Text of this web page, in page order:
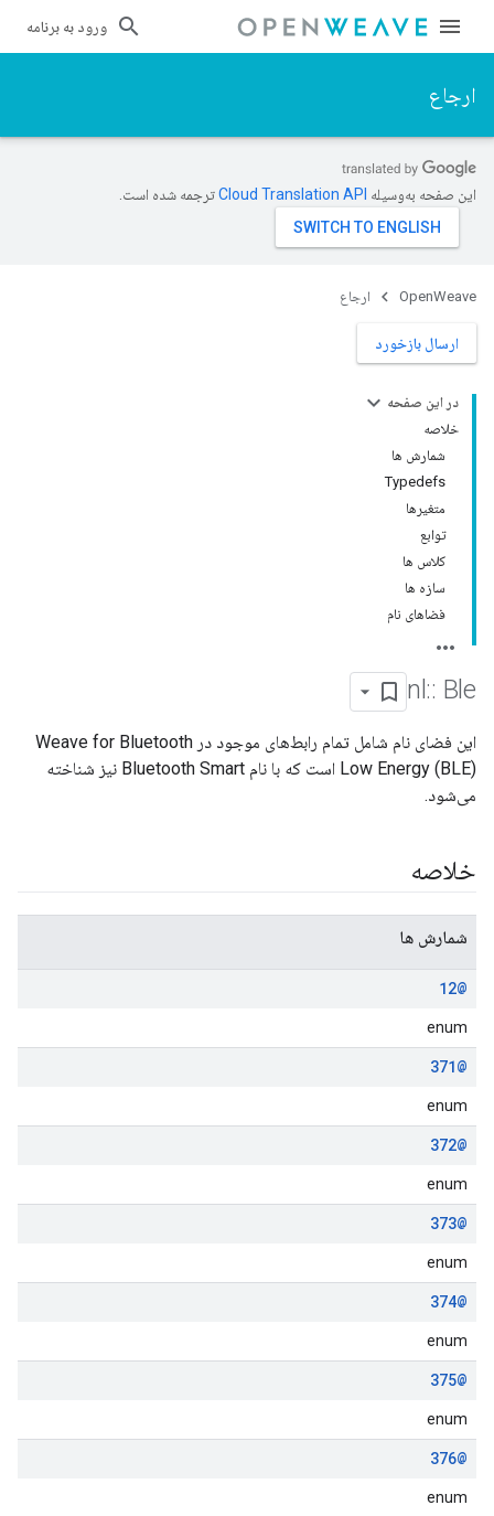
ورود به برنامه
ارجاع
این صفحه به‌وسیله ترجمه شده است.
OpenWeave ارجاع
ارسال بازخورد
در این صفحه
خلاصه
شمارش ها
Typedefs
متغیرها
توابع
کلاس ها
سازه ها
فضاهای نام
nl :: Ble
این فضای نام شامل تمام رابط‌های موجود در Weave for Bluetooth
Low Energy (BLE) است که با نام Bluetooth Smart نیز شناخته
می‌شود.
خلاصه
شمارش ها
@12
enum
@371
enum
@372
enum
@373
enum
@374
enum
@375
enum
@376
enum